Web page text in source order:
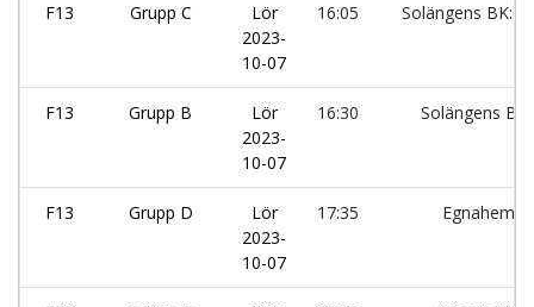
F13 Grupp C
Lör
2023-
10-07
16:05 Solängens
F13 Grupp B
Lör
2023-
10-07
16:30 Solängens
F13 Grupp D
Lör
2023-
10-07
17:35 Egnahems